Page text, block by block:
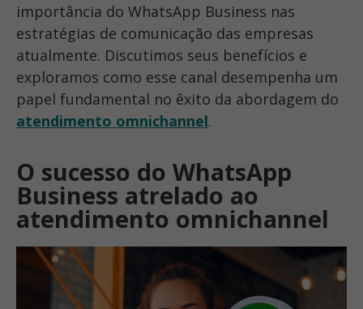
importância do WhatsApp Business nas
estratégias de comunicação das empresas
atualmente. Discutimos seus benefícios e
exploramos como esse canal desempenha um
papel fundamental no êxito da abordagem do
atendimento omnichannel.
O sucesso do WhatsApp
Business atrelado ao
atendimento omnichannel